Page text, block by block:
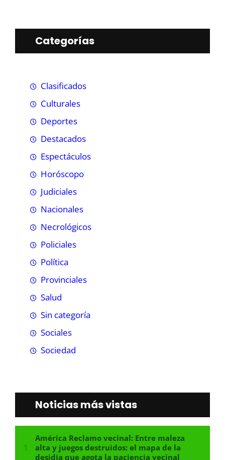
Categorías
Clasificados
Culturales
Deportes
Destacados
Espectáculos
Horóscopo
Judiciales
Nacionales
Necrológicos
Policiales
Política
Provinciales
Salud
Sin categoría
Sociales
Sociedad
Noticias más vistas